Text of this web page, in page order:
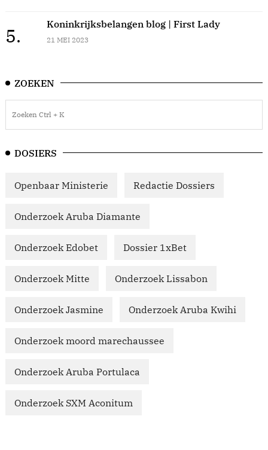
5.
Koninkrijksbelangen blog | First Lady
21 MEI 2023
ZOEKEN
DOSIERS
Openbaar Ministerie Redactie Dossiers
Onderzoek Aruba Diamante
Onderzoek Edobet Dossier 1xBet
Onderzoek Mitte Onderzoek Lissabon
Onderzoek Jasmine Onderzoek Aruba Kwihi
Onderzoek moord marechaussee
Onderzoek Aruba Portulaca
Onderzoek SXM Aconitum